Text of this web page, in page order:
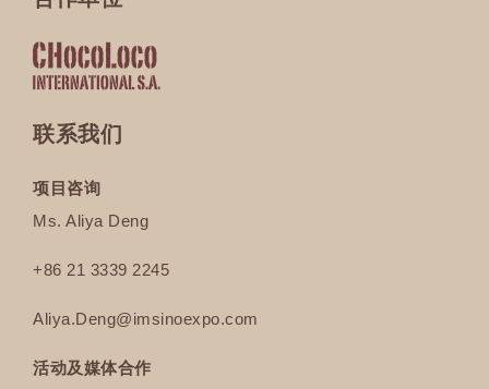
联系我们
项目咨询
Ms. Aliya Deng
+86 21 3339 2245
Aliya.Deng@imsinoexpo.com
活动及媒体合作